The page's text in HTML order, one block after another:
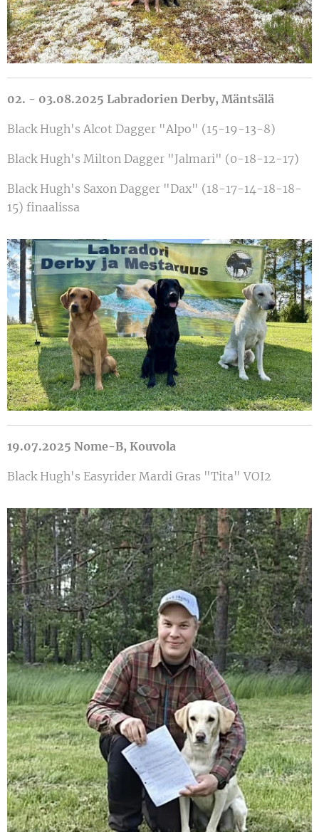
02. - 03.08.2025 Labradorien Derby, Mäntsälä
Black Hugh's Alcot Dagger "Alpo" (15-19-13-8)
Black Hugh's Milton Dagger "Jalmari" (0-18-12-17)
Black Hugh's Saxon Dagger "Dax" (18-17-14-18-18-
15) finaalissa
19.07.2025 Nome-B, Kouvola
Black Hugh's Easyrider Mardi Gras "Tita" VOI2